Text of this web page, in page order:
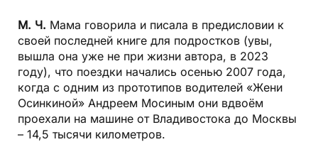
М. Ч. Мама говорила и писала в предисловии к
своей последней книге для подростков (увы,
вышла она уже не при жизни автора, в 2023
году), что поездки начались осенью 2007 года,
когда с одним из прототипов водителей «Жени
Осинкиной» Андреем Мосиным они вдвоём
проехали на машине от Владивостока до Москвы
– 14,5 тысячи километров.